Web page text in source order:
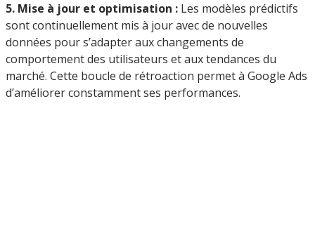
5. Mise à jour et optimisation : Les modèles prédictifs
sont continuellement mis à jour avec de nouvelles
données pour s’adapter aux changements de
comportement des utilisateurs et aux tendances du
marché. Cette boucle de rétroaction permet à Google Ads
d’améliorer constamment ses performances.